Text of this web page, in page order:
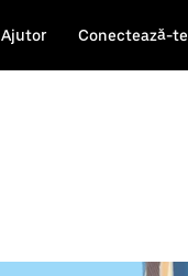
Ajutor Conectează-te